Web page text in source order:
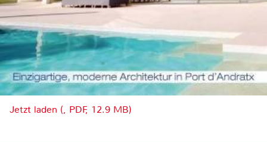
Jetzt laden (, PDF, 12.9 MB)